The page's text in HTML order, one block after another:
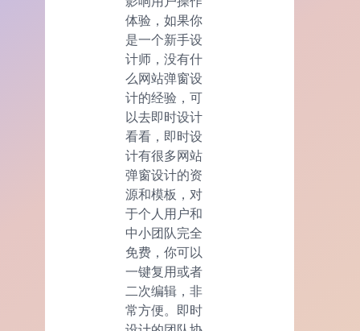
体验，如果你
是一个新手设
计师，没有什
么网站弹窗设
计的经验，可
以去即时设计
看看，即时设
计有很多网站
弹窗设计的资
源和模板，对
于个人用户和
中小团队完全
免费，你可以
一键复用或者
二次编辑，非
常方便。即时